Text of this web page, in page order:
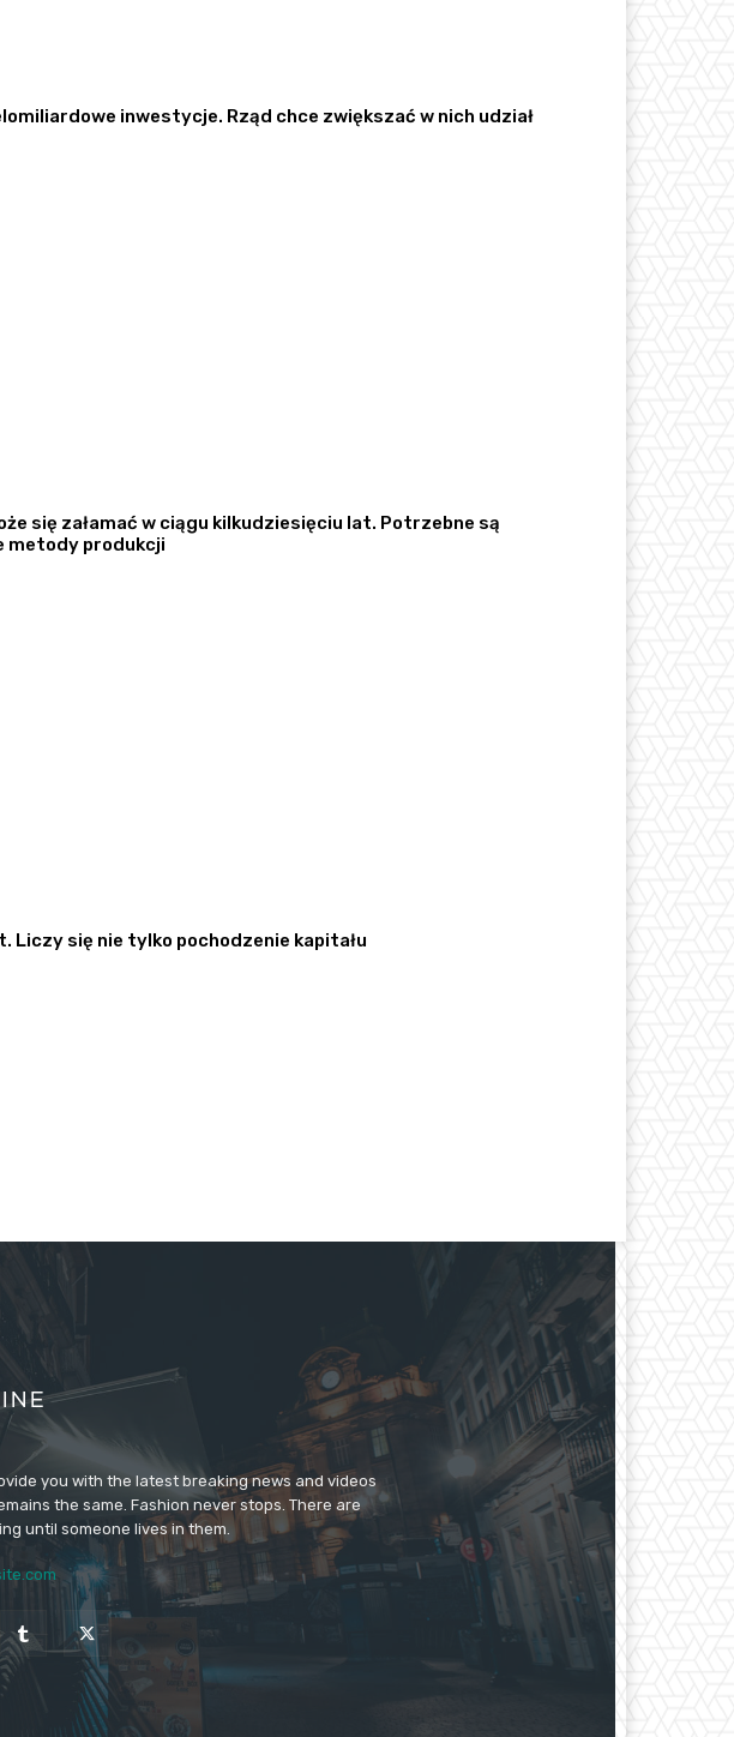
inwestycje. Rząd chce zwiększać w nich udział
się załamać w ciągu kilkudziesięciu lat. Potrzebne są
metody produkcji
Liczy się nie tylko pochodzenie kapitału
you with the latest breaking news and videos
the same. Fashion never stops. There are
until someone lives in them.